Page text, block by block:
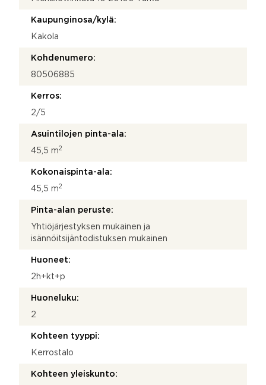
Kaupunginosa/kylä:
Kakola
Kohdenumero:
80506885
Kerros:
2/5
Asuintilojen pinta-ala:
45,5 m2
Kokonaispinta-ala:
45,5 m2
Pinta-alan peruste:
Yhtiöjärjestyksen mukainen ja
isännöitsijäntodistuksen mukainen
Huoneet:
2h+kt+p
Huoneluku:
2
Kohteen tyyppi:
Kerrostalo
Kohteen yleiskunto: